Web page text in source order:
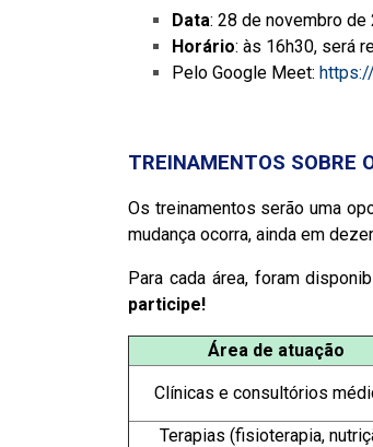
Data: 28 de novembro de
Horário: às 16h30, será
Pelo Google Meet:
TREINAMENTOS SOBRE
Os treinamentos serão uma
mudança ocorra, ainda em
Para cada área, foram
participe!
Área de atuação
Clínicas e consultórios
Terapias (fisioterapia,